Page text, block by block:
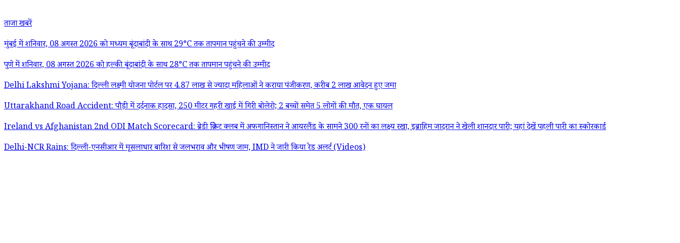
ताजा खबरें
मुंबई में शनिवार, 08 अगस्त 2026 को मध्यम बूंदाबांदी के साथ 29°C तक तापमान पहुंचने की उम्मीद
पुणे में शनिवार, 08 अगस्त 2026 को हल्की बूंदाबांदी के साथ 28°C तक तापमान पहुंचने की उम्मीद
Delhi Lakshmi Yojana: दिल्ली लक्ष्मी योजना पोर्टल पर 4.87 लाख से ज्यादा महिलाओं ने कराया पंजीकरण, करीब 2 लाख आवेदन हुए जमा
Uttarakhand Road Accident: पौड़ी में दर्दनाक हादसा, 250 मीटर गहरी खाई में गिरी बोलेरो; 2 बच्चों समेत 5 लोगों की मौत, एक घायल
Ireland vs Afghanistan 2nd ODI Match Scorecard: ब्रेडी क्रिकेट क्लब में अफगानिस्तान ने आयरलैंड के सामने 300 रनों का लक्ष्य रखा, इब्राहिम जादरान ने खेली शानदार पारी; यहां देखें पहली पारी का स्कोरकार्ड
Delhi-NCR Rains: दिल्ली-एनसीआर में मूसलाधार बारिश से जलभराव और भीषण जाम, IMD ने जारी किया रेड अलर्ट (Videos)